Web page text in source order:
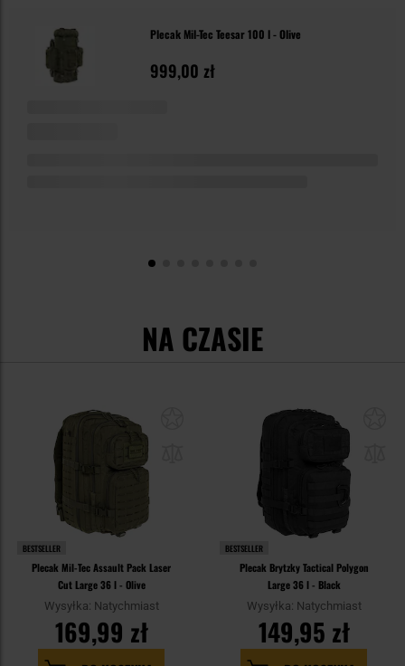
Plecak Mil-Tec Teesar 100 l - Olive
999,00 zł
NA CZASIE
BESTSELLER
Plecak Mil-Tec Assault Pack Laser
Cut Large 36 l - Olive
Wysyłka: Natychmiast
169,99 zł
BESTSELLER
Plecak Brytzky Tactical Polygon
Large 36 l - Black
Wysyłka: Natychmiast
149,95 zł